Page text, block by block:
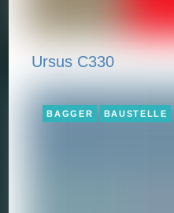
Ursus C330
BAGGER BAUSTELLE